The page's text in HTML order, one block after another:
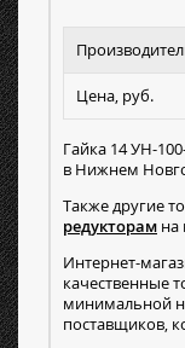
Цена, руб.
Гайка 14 УН-
в Нижнем
Также другие
редукторам на
Интернет-
качественные
минимальной
поставщиков,